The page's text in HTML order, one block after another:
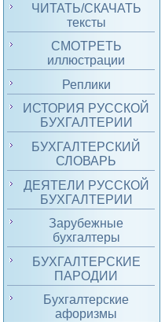
ЧИТАТЬ/СКАЧАТЬ
тексты
СМОТРЕТЬ
иллюстрации
Реплики
ИСТОРИЯ РУССКОЙ
БУХГАЛТЕРИИ
БУХГАЛТЕРСКИЙ
СЛОВАРЬ
ДЕЯТЕЛИ РУССКОЙ
БУХГАЛТЕРИИ
Зарубежные
бухгалтеры
БУХГАЛТЕРСКИЕ
ПАРОДИИ
Бухгалтерские
афоризмы